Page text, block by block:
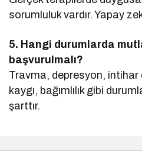
sorumluluk vardır. Yapay
5. Hangi durumlarda
başvurulmalı?
Travma, depresyon, intihar
kaygı, bağımlılık gibi
şarttır.